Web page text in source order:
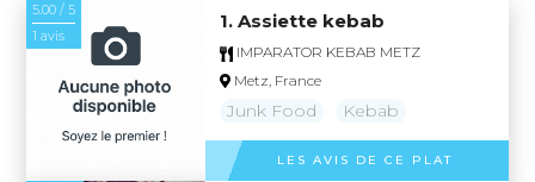
5.00 / 5
1 avis
1. Assiette kebab
IMPARATOR KEBAB METZ
Metz, France
Junk Food Kebab
LES AVIS DE CE PLAT